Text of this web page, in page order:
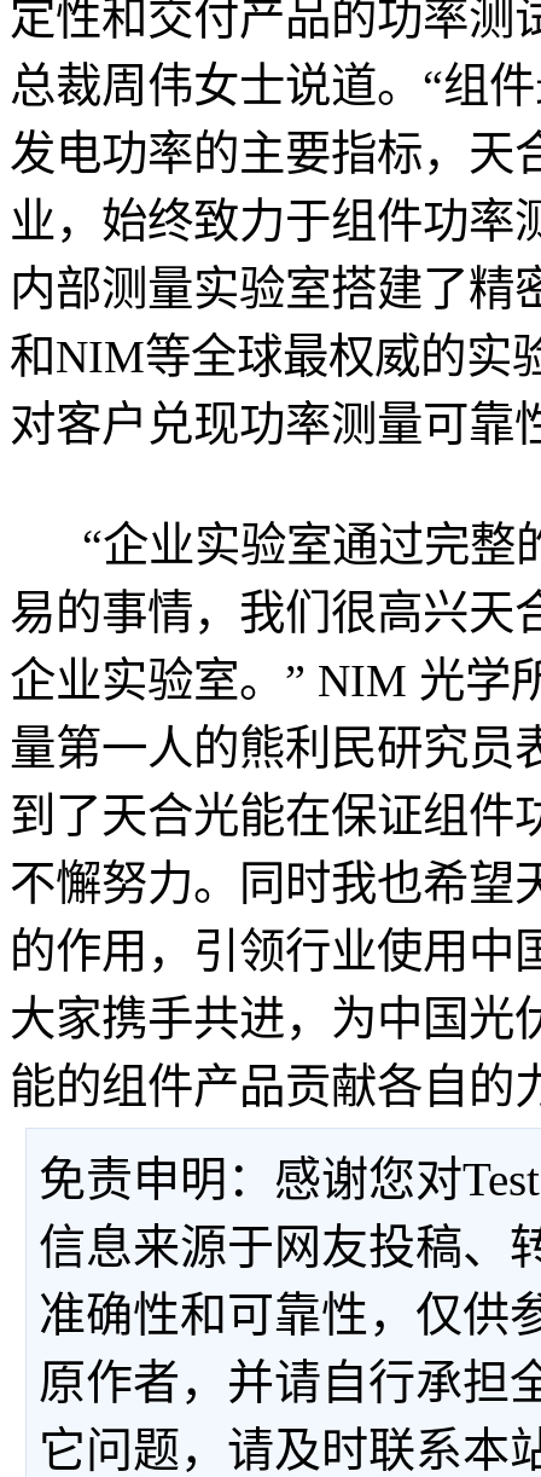
定性和交付产品的功率测
总裁周伟女士说道。“组
发电功率的主要指标，天
业，始终致力于组件功率
内部测量实验室搭建了精
和NIM等全球最权威的实
对客户兑现功率测量可靠
“企业实验室通过完整
易的事情，我们很高兴天
企业实验室。” NIM 光学
量第一人的熊利民研究员
到了天合光能在保证组件
不懈努力。同时我也希望
的作用，引领行业使用中
大家携手共进，为中国光
能的组件产品贡献各自的
免责申明：感谢您对
信息来源于网友投稿、
准确性和可靠性，仅供
原作者，并请自行承担
它问题，请及时联系本